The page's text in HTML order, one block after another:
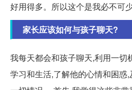
好用得多。所以这个是我必不可
家长应该如何与孩子聊天?
我每天都会和孩子聊天,利用一切
学习和生活,了解他的心情和困惑